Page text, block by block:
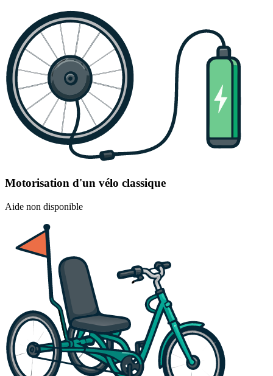
Motorisation d'un vélo classique
Aide non disponible